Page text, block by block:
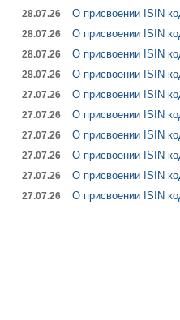
28.07.26 О присвоении ISIN
28.07.26 О присвоении ISIN
28.07.26 О присвоении ISIN
28.07.26 О присвоении ISIN
27.07.26 О присвоении ISIN
27.07.26 О присвоении ISIN
27.07.26 О присвоении ISIN
27.07.26 О присвоении ISIN
27.07.26 О присвоении ISIN
27.07.26
О присвоении ISIN